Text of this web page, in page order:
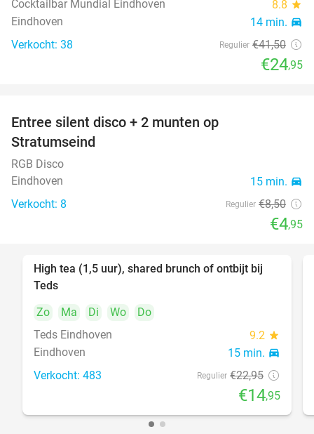
Cocktailbar Mundial Eindhoven
8.8 star
Eindhoven 14 min. directions_car
Verkocht: 38 Regulier €41,50
€24,95
Entree silent disco + 2 munten op
Stratumseind
RGB Disco
Eindhoven
15 min. directions_car
Verkocht: 8 Regulier €8,50
€4,95
35%
High tea (1,5 uur), shared brunch of ontbijt bij
Teds
Zo
Ma Di Wo
Do
Teds Eindhoven
9.2 star
Eindhoven 15 min. directions_car
Verkocht: 483 Regulier €22,95
€14,95